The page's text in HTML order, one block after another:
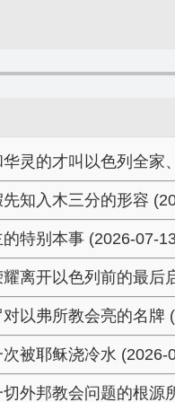
灵的才叫以色列全家
知入木三分的形容
特别本事 (2026-07-
离开以色列前的最后
以弗所教会亮的名牌
被耶稣浇冷水 (2026-
外邦教会问题的根源